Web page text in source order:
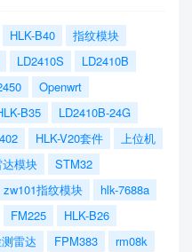
HLK-B40
指纹模块
LD2410S
LD2410B
Openwrt
B35
LD2410B-24G
HLK-V20套件
上位机
模块
STM32
zw101指纹模块
hlk-7688a
FM225
HLK-B26
雷达 FPM383
rm08k